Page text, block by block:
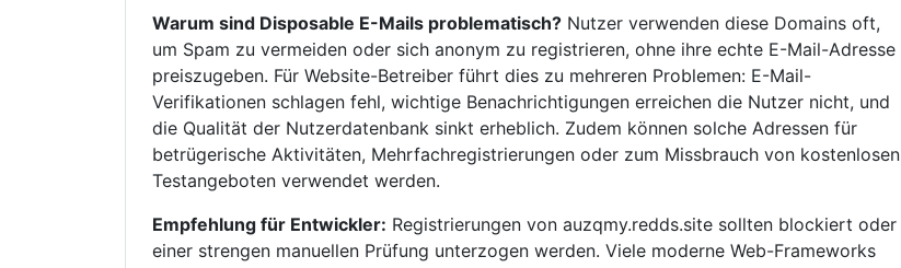
Warum sind Disposable E-Mails problematisch? Nutzer verwenden diese Domains oft,
um Spam zu vermeiden oder sich anonym zu registrieren, ohne ihre echte E-Mail-Adresse
preiszugeben. Für Website-Betreiber führt dies zu mehreren Problemen: E-Mail-
Verifikationen schlagen fehl, wichtige Benachrichtigungen erreichen die Nutzer nicht, und
die Qualität der Nutzerdatenbank sinkt erheblich. Zudem können solche Adressen für
betrügerische Aktivitäten, Mehrfachregistrierungen oder zum Missbrauch von kostenlosen
Testangeboten verwendet werden.
Empfehlung für Entwickler: Registrierungen von auzqmy.redds.site sollten blockiert oder
einer strengen manuellen Prüfung unterzogen werden. Viele moderne Web-Frameworks